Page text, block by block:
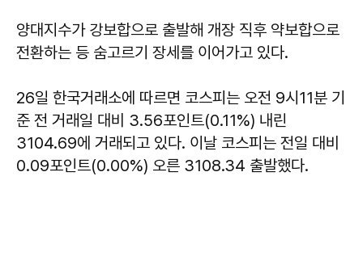
양대지수가 강보합으로 출발해 개장 직후 약보합으로
전환하는 등 숨고르기 장세를 이어가고 있다.
26일 한국거래소에 따르면 코스피는 오전 9시11분 기
준 전 거래일 대비 3.56포인트(0.11%) 내린
3104.69에 거래되고 있다. 이날 코스피는 전일 대비
0.09포인트(0.00%) 오른 3108.34 출발했다.